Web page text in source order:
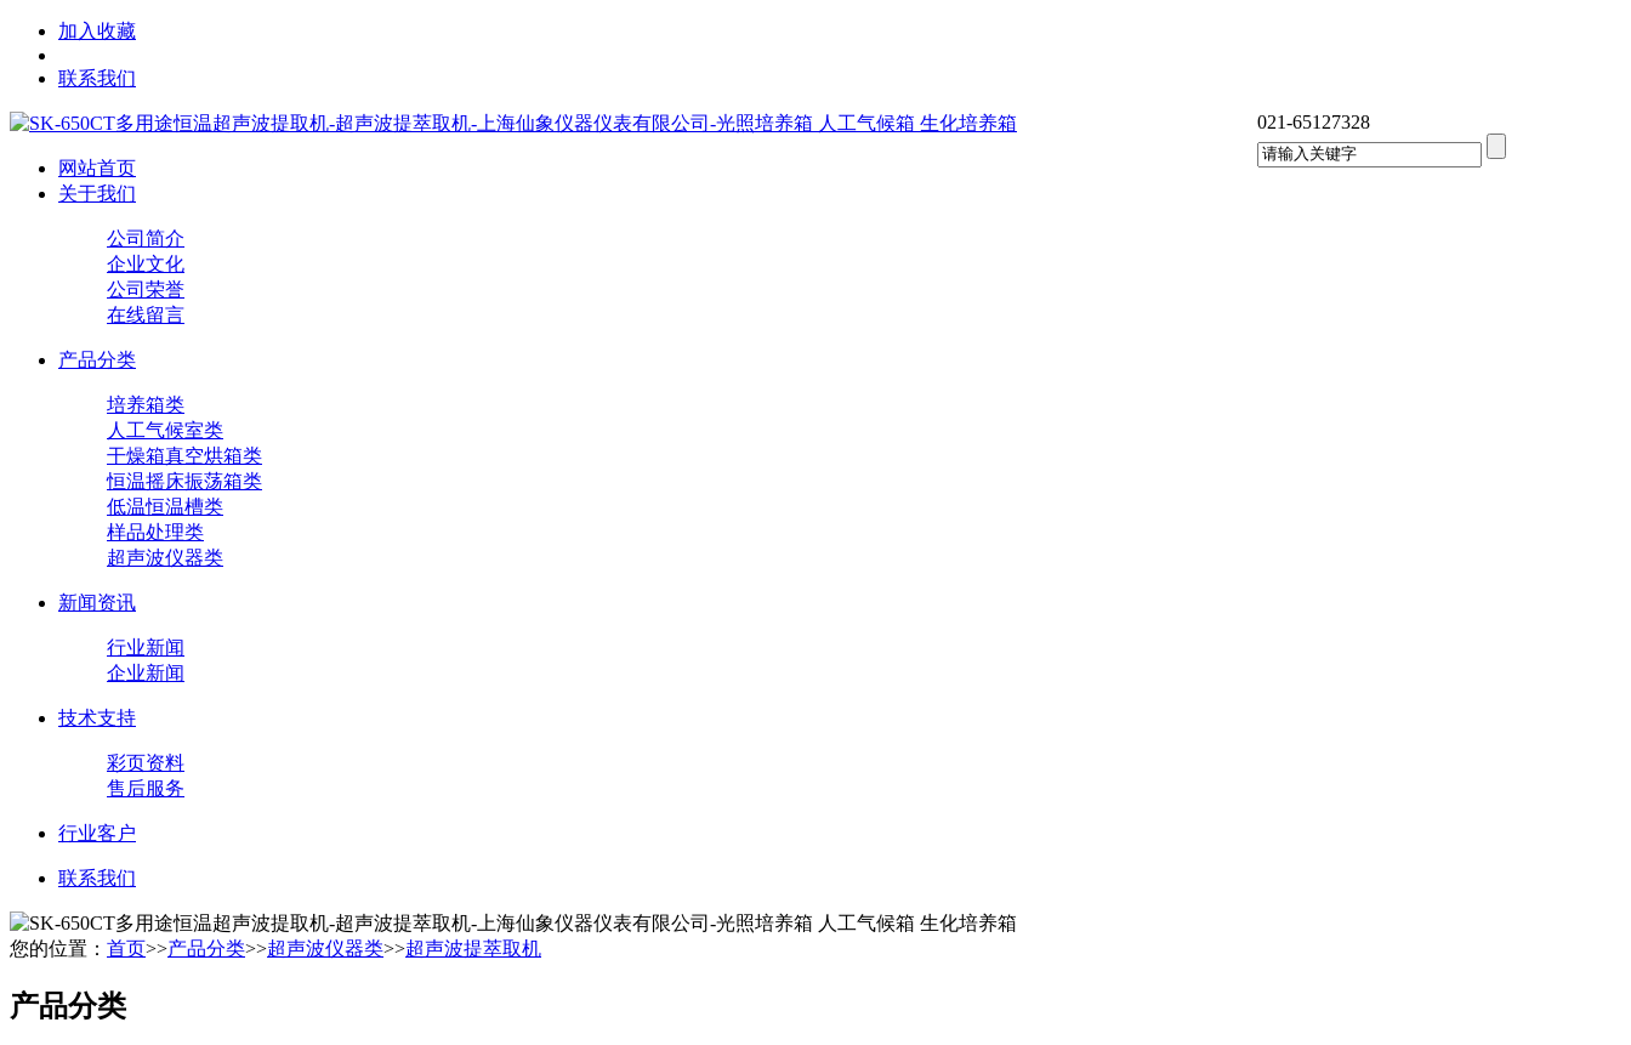
加入收藏
联系我们
021-65127328
网站首页
关于我们
公司简介
企业文化
公司荣誉
在线留言
产品分类
培养箱类
人工气候室类
干燥箱真空烘箱类
恒温摇床振荡箱类
低温恒温槽类
样品处理类
超声波仪器类
新闻资讯
行业新闻
企业新闻
技术支持
彩页资料
售后服务
行业客户
联系我们
您的位置： 首页>>产品分类>>超声波仪器类>>超声波提萃取机
产品分类